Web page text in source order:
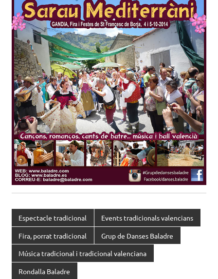
Espectacle tradicional Events tradicionals valencians
Fira, porrat tradicional Grup de Danses Baladre
Música tradicional i tradicional valenciana
Rondalla Baladre